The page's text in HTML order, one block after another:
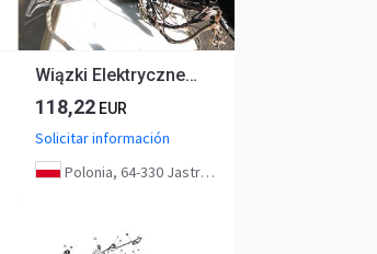
Wiązki Elektryczne Kabiny - John Deere 7530
118,22 EUR
Solicitar información
Polonia, 64-330 Jastrzębniki